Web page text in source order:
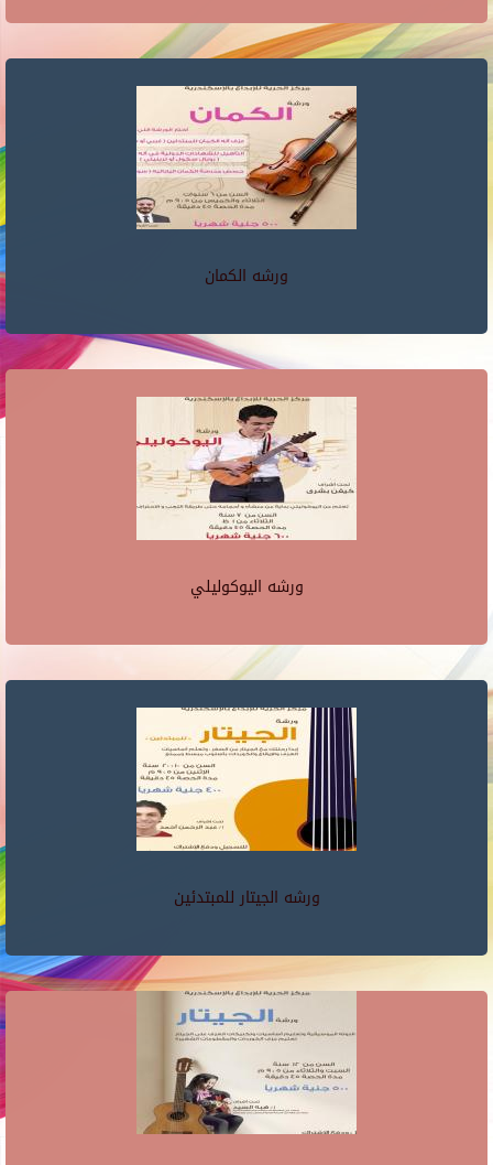
ورشه الكمان
ورشه اليوكوليلي
ورشه الجيتار للمبتدئين